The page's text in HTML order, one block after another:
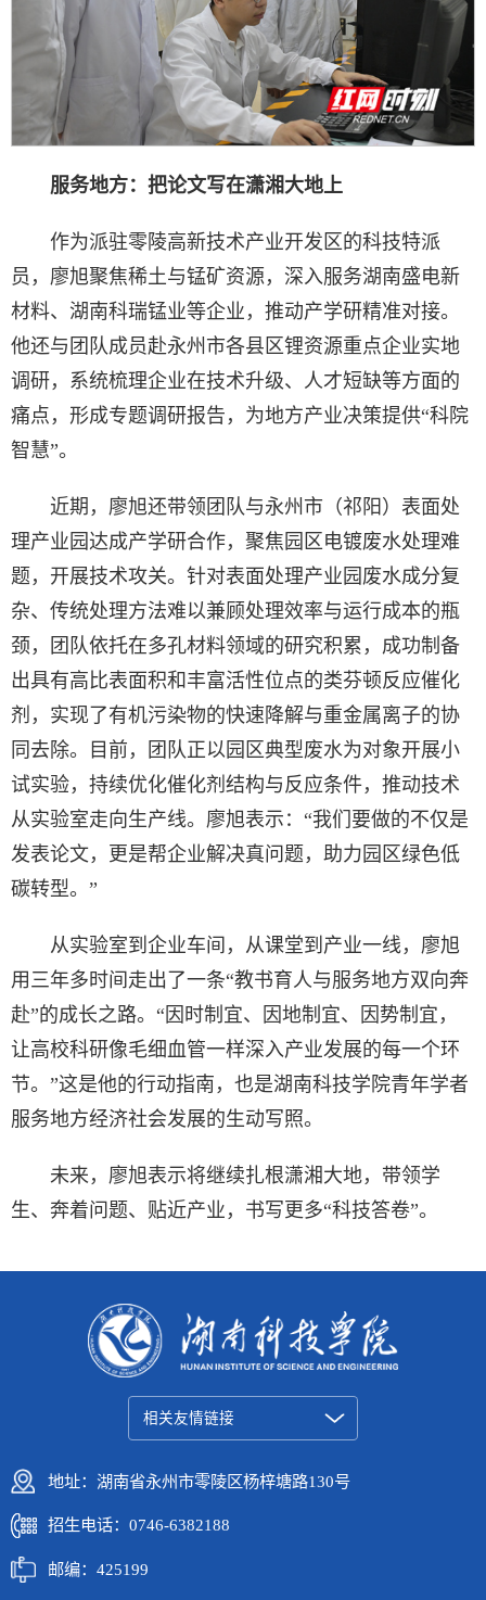
服务地方：把论文写在潇湘大地上
作为派驻零陵高新技术产业开发区的科技特派
员，廖旭聚焦稀土与锰矿资源，深入服务湖南盛电新
材料、湖南科瑞锰业等企业，推动产学研精准对接。
他还与团队成员赴永州市各县区锂资源重点企业实地
调研，系统梳理企业在技术升级、人才短缺等方面的
痛点，形成专题调研报告，为地方产业决策提供“科院
智慧”。
近期，廖旭还带领团队与永州市（祁阳）表面处
理产业园达成产学研合作，聚焦园区电镀废水处理难
题，开展技术攻关。针对表面处理产业园废水成分复
杂、传统处理方法难以兼顾处理效率与运行成本的瓶
颈，团队依托在多孔材料领域的研究积累，成功制备
出具有高比表面积和丰富活性位点的类芬顿反应催化
剂，实现了有机污染物的快速降解与重金属离子的协
同去除。目前，团队正以园区典型废水为对象开展小
试实验，持续优化催化剂结构与反应条件，推动技术
从实验室走向生产线。廖旭表示：“我们要做的不仅是
发表论文，更是帮企业解决真问题，助力园区绿色低
碳转型。”
从实验室到企业车间，从课堂到产业一线，廖旭
用三年多时间走出了一条“教书育人与服务地方双向奔
赴”的成长之路。“因时制宜、因地制宜、因势制宜，
让高校科研像毛细血管一样深入产业发展的每一个环
节。”这是他的行动指南，也是湖南科技学院青年学者
服务地方经济社会发展的生动写照。
未来，廖旭表示将继续扎根潇湘大地，带领学
生、奔着问题、贴近产业，书写更多“科技答卷”。
相关友情链接
地址：湖南省永州市零陵区杨梓塘路130号
招生电话：0746-6382188
邮编：425199